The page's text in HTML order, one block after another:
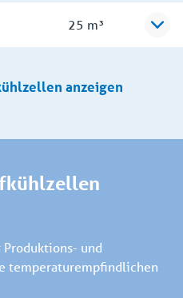
25 m³
anzeigen
und
temperaturempfindlichen